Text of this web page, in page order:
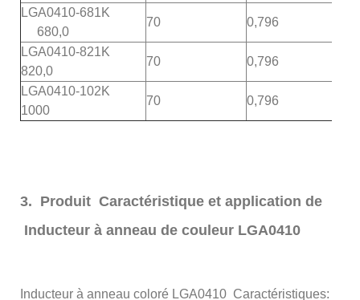
LGA0410-681K
680,0
70 0,796
LGA0410-821K
820,0
70 0,796
LGA0410-102K
1000
70 0,796
3. Produit Caractéristique et application de
Inducteur à anneau de couleur LGA0410
Inducteur à anneau coloré LGA0410 Caractéristiques: